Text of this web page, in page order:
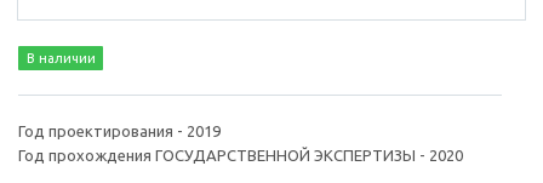
В наличии
Год проектирования - 2019
Год прохождения ГОСУДАРСТВЕННОЙ ЭКСПЕРТИЗЫ - 2020